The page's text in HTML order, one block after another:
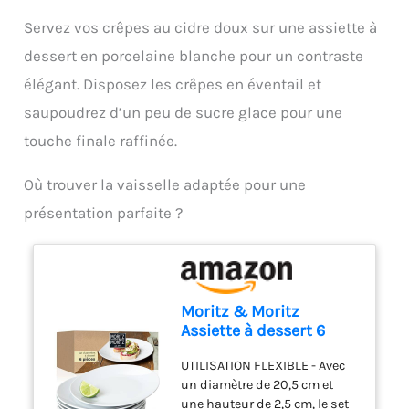
Servez vos crêpes au cidre doux sur une assiette à
dessert en porcelaine blanche pour un contraste
élégant. Disposez les crêpes en éventail et
saupoudrez d’un peu de sucre glace pour une
touche finale raffinée.
Où trouver la vaisselle adaptée pour une
présentation parfaite ?
Moritz & Moritz
Assiette à dessert 6
20.5 cm - Set de 6
assiettes plates en
UTILISATION FLEXIBLE - Avec
un diamètre de 20,5 cm et
une hauteur de 2,5 cm, le set